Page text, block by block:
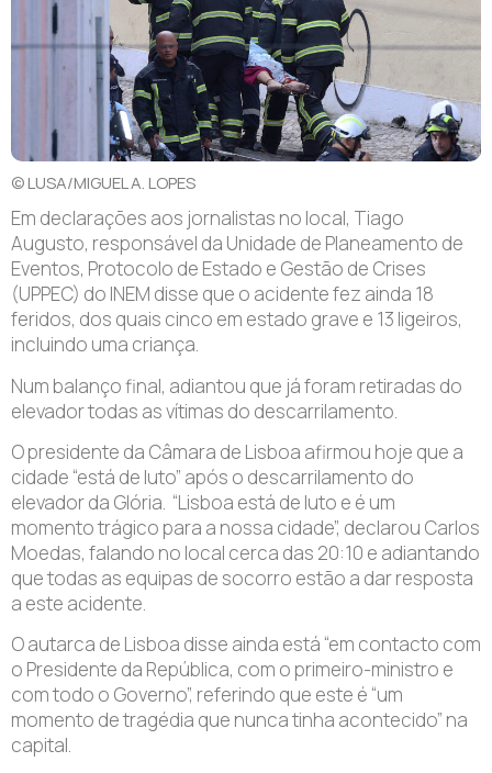
© LUSA/MIGUEL A. LOPES
Em declarações aos jornalistas no local, Tiago
Augusto, responsável da Unidade de Planeamento de
Eventos, Protocolo de Estado e Gestão de Crises
(UPPEC) do INEM disse que o acidente fez ainda 18
feridos, dos quais cinco em estado grave e 13 ligeiros,
incluindo uma criança.
Num balanço final, adiantou que já foram retiradas do
elevador todas as vítimas do descarrilamento.
O presidente da Câmara de Lisboa afirmou hoje que a
cidade “está de luto” após o descarrilamento do
elevador da Glória. “Lisboa está de luto e é um
momento trágico para a nossa cidade”, declarou Carlos
Moedas, falando no local cerca das 20:10 e adiantando
que todas as equipas de socorro estão a dar resposta
a este acidente.
O autarca de Lisboa disse ainda está “em contacto com
o Presidente da República, com o primeiro-ministro e
com todo o Governo”, referindo que este é “um
momento de tragédia que nunca tinha acontecido” na
capital.